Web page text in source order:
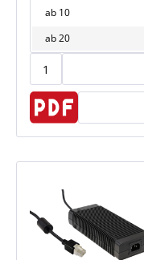
ab 10
ab20